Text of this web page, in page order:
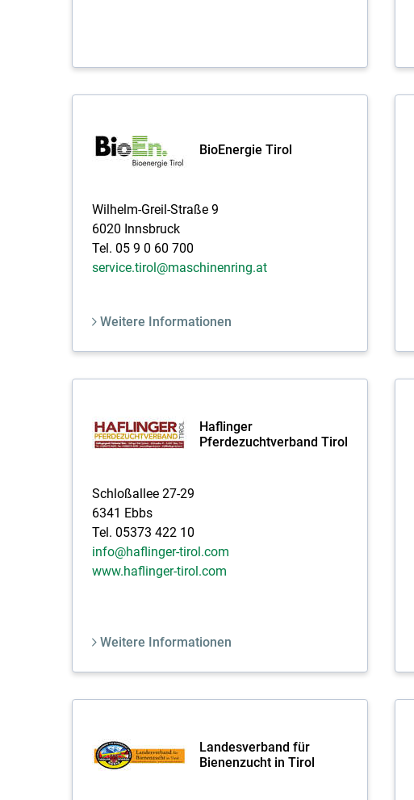
BioEnergie Tirol
Wilhelm-Greil-Straße 9
6020 Innsbruck
Tel. 05 9 0 60 700
service.tirol@maschinenring.at
Weitere Informationen
Haflinger
Pferdezuchtverband Tirol
Schloßallee 27-29
6341 Ebbs
Tel. 05373 422 10
info@haflinger-tirol.com
www.haflinger-tirol.com
Weitere Informationen
Landesverband für
Bienenzucht in Tirol